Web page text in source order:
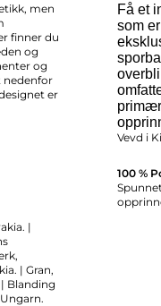
men
finner du
og
og
nedenfor
er
|
| Gran,
Blanding
Få et
som
Vevd i
100 %